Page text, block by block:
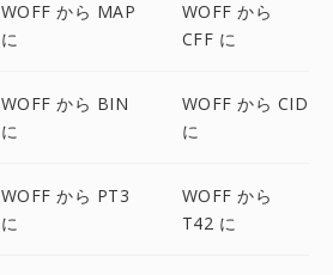
WOFF から MAP
に
WOFF から
CFF に
WOFF から BIN
に
WOFF から CID
に
WOFF から PT3
に
WOFF から
T42 に